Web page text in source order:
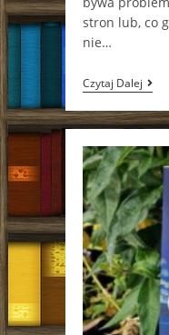
stron lub, co
nie…
Czytaj DalejGra
O